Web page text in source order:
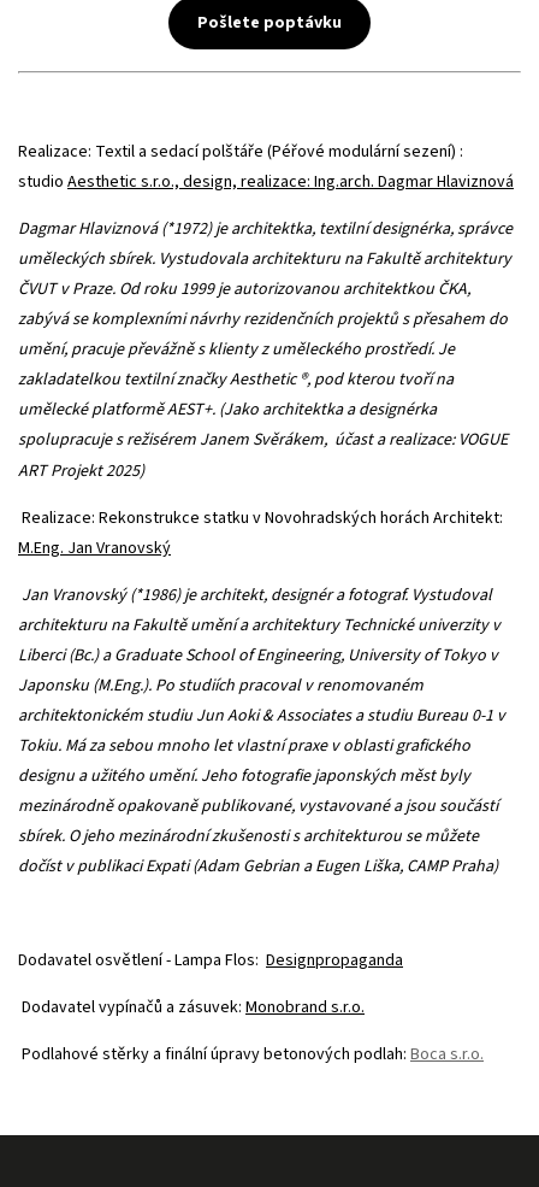
Pošlete poptávku
Realizace: Textil a sedací polštáře (Péřové modulární sezení) :
studio Aesthetic s.r.o., design, realizace: Ing.arch. Dagmar Hlaviznová
Dagmar Hlaviznová (*1972) je architektka, textilní designérka, správce
uměleckých sbírek. Vystudovala architekturu na Fakultě architektury
ČVUT v Praze. Od roku 1999 je autorizovanou architektkou ČKA,
zabývá se komplexními návrhy rezidenčních projektů s přesahem do
umění, pracuje převážně s klienty z uměleckého prostředí. Je
zakladatelkou textilní značky Aesthetic ®, pod kterou tvoří na
umělecké platformě AEST+. (Jako architektka a designérka
spolupracuje s režisérem Janem Svěrákem, účast a realizace: VOGUE
ART Projekt 2025)
Realizace: Rekonstrukce statku v Novohradských horách Architekt:
M.Eng. Jan Vranovský
Jan Vranovský (*1986) je architekt, designér a fotograf. Vystudoval
architekturu na Fakultě umění a architektury Technické univerzity v
Liberci (Bc.) a Graduate School of Engineering, University of Tokyo v
Japonsku (M.Eng.). Po studiích pracoval v renomovaném
architektonickém studiu Jun Aoki & Associates a studiu Bureau 0-1 v
Tokiu. Má za sebou mnoho let vlastní praxe v oblasti grafického
designu a užitého umění. Jeho fotografie japonských měst byly
mezinárodně opakovaně publikované, vystavované a jsou součástí
sbírek. O jeho mezinárodní zkušenosti s architekturou se můžete
dočíst v publikaci Expati (Adam Gebrian a Eugen Liška, CAMP Praha)
Dodavatel osvětlení - Lampa Flos: Designpropaganda
Dodavatel vypínačů a zásuvek: Monobrand s.r.o.
Podlahové stěrky a finální úpravy betonových podlah: Boca s.r.o.